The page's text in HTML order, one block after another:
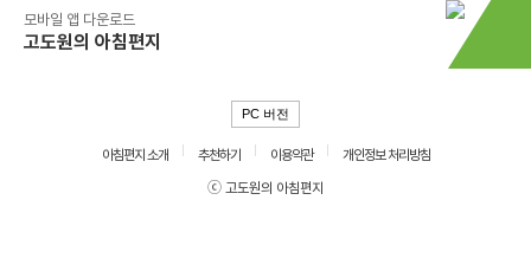
모바일 앱 다운로드
고도원의 아침편지
PC 버전
아침편지 소개 추천하기 이용약관
개인정보 처리방침
ⓒ 고도원의 아침편지